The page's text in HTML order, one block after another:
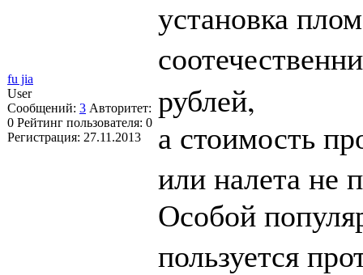
fu jia
User
Сообщений: 3 Авторитет:
0 Рейтинг пользователя: 0
Регистрация: 27.11.2013
установка
рублей,
а стоимость
или налета не
Особой
пользуется